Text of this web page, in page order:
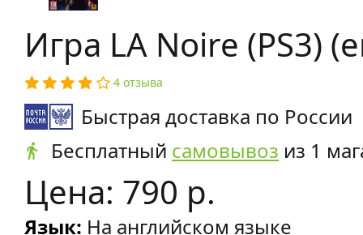
Игра LA Noire (PS3)
4 отзыва
Быстрая доставка по России
Бесплатный самовывоз из 1
Цена: 790 р.
Язык: На английском языке